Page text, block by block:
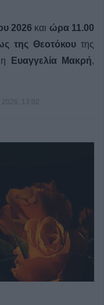
2026 και ώρα 11.00
της Θεοτόκου της
Ευαγγελία Μακρή,
2026, 13:02